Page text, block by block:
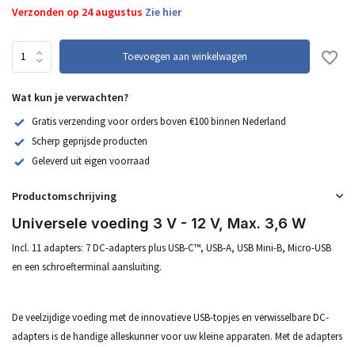
Verzonden op 24 augustus Zie hier
Toevoegen aan winkelwagen
Wat kun je verwachten?
Gratis verzending voor orders boven €100 binnen Nederland
Scherp geprijsde producten
Geleverd uit eigen voorraad
Productomschrijving
Universele voeding 3 V - 12 V, Max. 3,6 W
Incl. 11 adapters: 7 DC-adapters plus USB-C™, USB-A, USB Mini-B, Micro-USB
en een schroefterminal aansluiting.
De veelzijdige voeding met de innovatieve USB-topjes en verwisselbare DC-
adapters is de handige alleskunner voor uw kleine apparaten. Met de adapters